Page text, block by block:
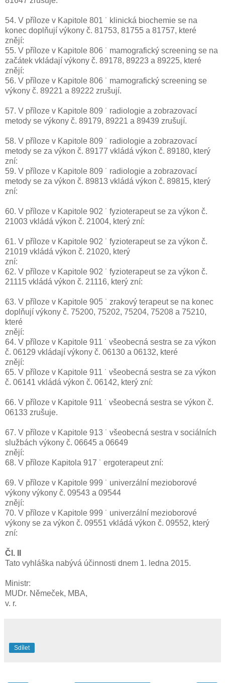
54. V příloze v Kapitole 801 ˙ klinická biochemie se na
konec doplňují výkony č. 81753, 81755 a 81757, které
znějí:
55. V příloze v Kapitole 806 ˙ mamografický screening se na
začátek vkládají výkony č. 89178, 89223 a 89225, které
znějí:
56. V příloze v Kapitole 806 ˙ mamografický screening se
výkony č. 89221 a 89222 zrušují.
57. V příloze v Kapitole 809 ˙ radiologie a zobrazovací
metody se výkony č. 89179, 89221 a 89439 zrušují.
58. V příloze v Kapitole 809 ˙ radiologie a zobrazovací
metody se za výkon č. 89177 vkládá výkon č. 89180, který
zní:
59. V příloze v Kapitole 809 ˙ radiologie a zobrazovací
metody se za výkon č. 89813 vkládá výkon č. 89815, který
zní:
60. V příloze v Kapitole 902 ˙ fyzioterapeut se za výkon č.
21003 vkládá výkon č. 21004, který zní:
61. V příloze v Kapitole 902 ˙ fyzioterapeut se za výkon č.
21019 vkládá výkon č. 21020, který
zní:
62. V příloze v Kapitole 902 ˙ fyzioterapeut se za výkon č.
21115 vkládá výkon č. 21116, který zní:
63. V příloze v Kapitole 905 ˙ zrakový terapeut se na konec
doplňují výkony č. 75200, 75202, 75204, 75208 a 75210,
které
znějí:
64. V příloze v Kapitole 911 ˙ všeobecná sestra se za výkon
č. 06129 vkládají výkony č. 06130 a 06132, které
znějí:
65. V příloze v Kapitole 911 ˙ všeobecná sestra se za výkon
č. 06141 vkládá výkon č. 06142, který zní:
66. V příloze v Kapitole 911 ˙ všeobecná sestra se výkon č.
06133 zrušuje.
67. V příloze v Kapitole 913 ˙ všeobecná sestra v sociálních
službách výkony č. 06645 a 06649
znějí:
68. V příloze Kapitola 917 ˙ ergoterapeut zní:
69. V příloze v Kapitole 999 ˙ univerzální mezioborové
výkony výkony č. 09543 a 09544
znějí:
70. V příloze v Kapitole 999 ˙ univerzální mezioborové
výkony se za výkon č. 09551 vkládá výkon č. 09552, který
zní:
Čl. II
Tato vyhláška nabývá účinnosti dnem 1. ledna 2015.
Ministr:
MUDr. Němeček, MBA,
v. r.
Sdílet